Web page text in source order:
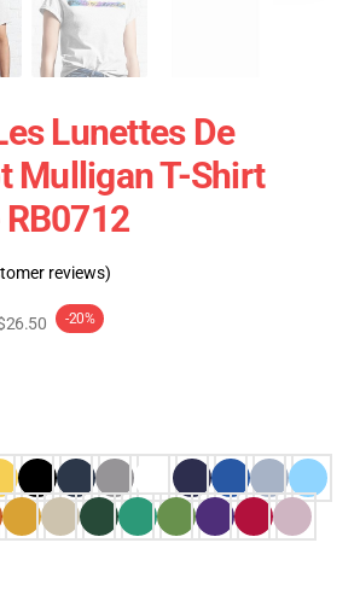
Lunettes De
Mulligan T-Shirt
reviews)
-20%